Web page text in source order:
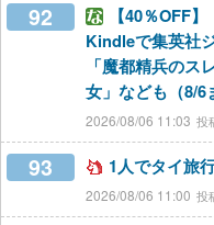
92
【40％OFF
Kindleで集英社
「魔都精兵のス
女」なども（8/6
2026/08/06 11:03
93 1人でタイ旅
2026/08/06 11:00